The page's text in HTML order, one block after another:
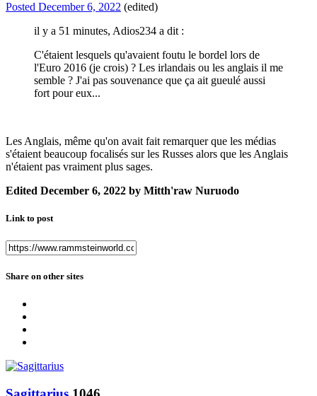
Posted December 6, 2022 (edited)
il y a 51 minutes, Adios234 a dit :
C'étaient lesquels qu'avaient foutu le bordel lors de
l'Euro 2016 (je crois) ? Les irlandais ou les anglais il me
semble ? J'ai pas souvenance que ça ait gueulé aussi
fort pour eux...
Les Anglais, même qu'on avait fait remarquer que les médias
s'étaient beaucoup focalisés sur les Russes alors que les Anglais
n'étaient pas vraiment plus sages.
Edited December 6, 2022 by Mitth'raw Nuruodo
Link to post
Share on other sites